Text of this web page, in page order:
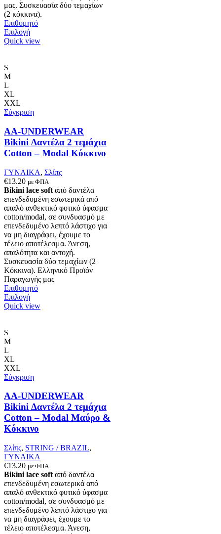
μας. Συσκευασία δύο τεμαχίων
(2 κόκκινα).
Επιθυμητό
ΕπιλογήΑυτό
το
να
στη
σελίδα
του
προϊόντος
Quick view
S
M
L
XL
XXL
Σύγκριση
AA-UNDERWEAR
Bikini Δαντέλα 2 τεμάχια
Cotton – Modal Κόκκινο
ΓΥΝΑΙΚΑ, Σλίπς
€13.20 με ΦΠΑ
Bikini lace soft από δαντέλα
επενδεδυμένη εσωτερικά από
απαλό ανθεκτικό φυτικό ύφασμα
cotton/modal, σε συνδυασμό με
επενδεδυμένο λεπτό λάστιχο για
να μη διαγράφει, έχουμε το
τέλειο αποτέλεσμα. Άνεση,
απαλότητα και αντοχή.
Συσκευασία δύο τεμαχίων (2
Κόκκινα). Ελληνικό Προϊόν
Παραγωγής μας
Επιθυμητό
ΕπιλογήΑυτό
το
να
στη
σελίδα
του
προϊόντος
Quick view
S
M
L
XL
XXL
Σύγκριση
AA-UNDERWEAR
Bikini Δαντέλα 2 τεμάχια
Cotton – Modal Μαύρο &
Κόκκινο
Σλίπς, STRING / BRAZIL,
ΓΥΝΑΙΚΑ
€13.20 με ΦΠΑ
Bikini lace soft από δαντέλα
επενδεδυμένη εσωτερικά από
απαλό ανθεκτικό φυτικό ύφασμα
cotton/modal, σε συνδυασμό με
επενδεδυμένο λεπτό λάστιχο για
να μη διαγράφει, έχουμε το
τέλειο αποτέλεσμα. Άνεση,